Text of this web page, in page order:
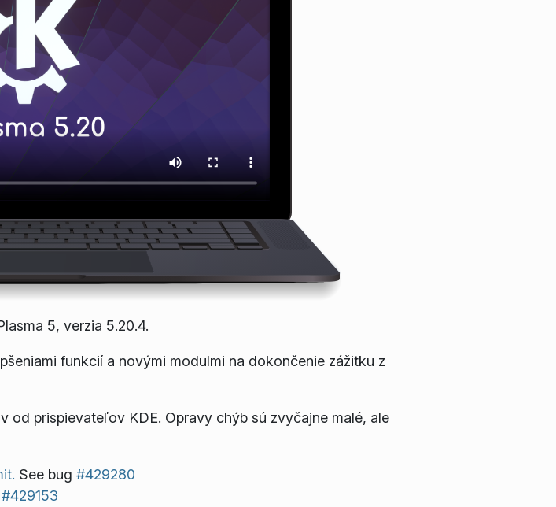
5, verzia 5.20.4.
funkcií a novými modulmi na dokončenie zážitku z
prispievateľov KDE. Opravy chýb sú zvyčajne malé, ale
See bug #429280
#429153